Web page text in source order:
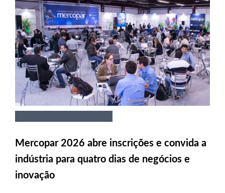
Mercopar 2026 abre inscrições e convida a
indústria para quatro dias de negócios e
inovação